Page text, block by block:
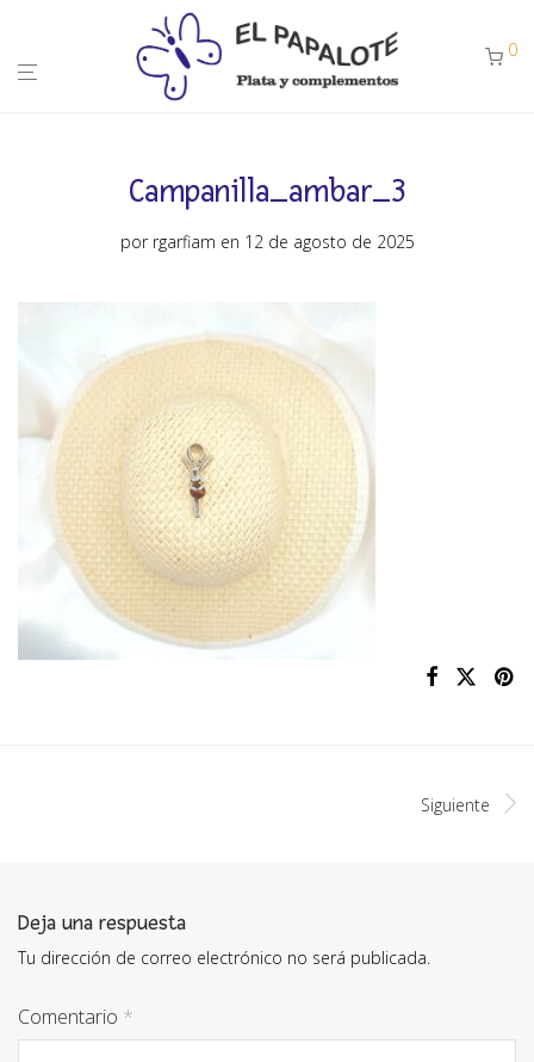
0
Campanilla_ambar_3
por rgarfiam en 12 de agosto de 2025
Siguiente
Deja una respuesta
Tu dirección de correo electrónico no será publicada.
Comentario *